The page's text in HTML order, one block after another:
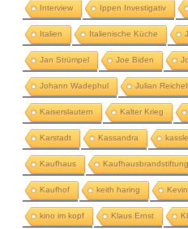
Interview Ippen Investigativ
Italien Italienische Küche
Jan Strümpel Joe Biden
Johann Wadephul Julian
Kaiserslautern Kalter Krieg
Karstadt Kassandra
Kaufhaus Kaufhausbrandstiftung
Kaufhof keith haring
kino im kopf Klaus Ernst